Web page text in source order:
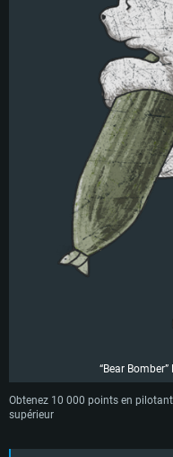
“Bear
Obtenez 10 000 points en
supérieur